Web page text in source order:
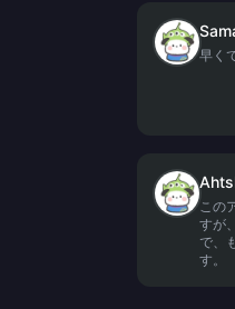
早く
この
すが
で、
す。